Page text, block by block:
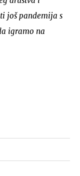
još pandemija s
igramo na